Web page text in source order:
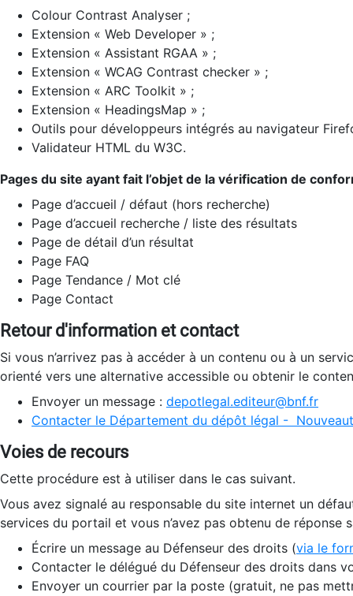
Colour Contrast Analyser ;
Extension « Web Developer » ;
Extension « Assistant RGAA » ;
Extension « WCAG Contrast checker » ;
Extension « ARC Toolkit » ;
Extension « HeadingsMap » ;
Outils pour développeurs intégrés au navigateur
Validateur HTML du W3C.
Pages du site ayant fait l’objet de la vérification de
Page d’accueil / défaut (hors recherche)
Page d’accueil recherche / liste des résultats
Page de détail d’un résultat
Page FAQ
Page Tendance / Mot clé
Page Contact
Retour d'information et contact
Si vous n’arrivez pas à accéder à un contenu ou à un
orienté vers une alternative accessible ou obtenir le
Envoyer un message : depotlegal.editeur@bnf.fr
Contacter le Département du dépôt légal -
Voies de recours
Cette procédure est à utiliser dans le cas suivant.
Vous avez signalé au responsable du site internet un
services du portail et vous n’avez pas obtenu de réponse
Écrire un message au Défenseur des droits (via le
Contacter le délégué du Défenseur des droits dans
Envoyer un courrier par la poste (gratuit, ne pas